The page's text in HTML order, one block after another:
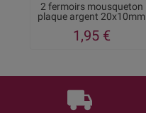
2 fermoirs mousqueton
plaque argent 20x10mm
1,95 €